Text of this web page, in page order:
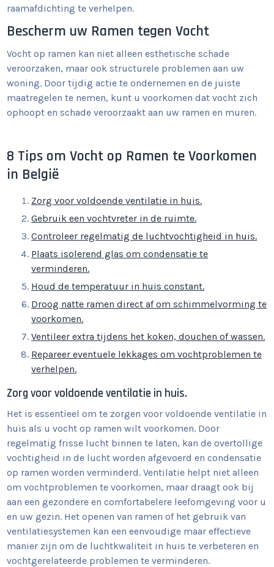
raamafdichting te verhelpen.
Bescherm uw Ramen tegen Vocht
Vocht op ramen kan niet alleen esthetische schade
veroorzaken, maar ook structurele problemen aan uw
woning. Door tijdig actie te ondernemen en de juiste
maatregelen te nemen, kunt u voorkomen dat vocht zich
ophoopt en schade veroorzaakt aan uw ramen en muren.
8 Tips om Vocht op Ramen te Voorkomen
in België
Zorg voor voldoende ventilatie in huis.
Gebruik een vochtvreter in de ruimte.
Controleer regelmatig de luchtvochtigheid in huis.
Plaats isolerend glas om condensatie te
verminderen.
Houd de temperatuur in huis constant.
Droog natte ramen direct af om schimmelvorming te
voorkomen.
Ventileer extra tijdens het koken, douchen of wassen.
Repareer eventuele lekkages om vochtproblemen te
verhelpen.
Zorg voor voldoende ventilatie in huis.
Het is essentieel om te zorgen voor voldoende ventilatie in
huis als u vocht op ramen wilt voorkomen. Door
regelmatig frisse lucht binnen te laten, kan de overtollige
vochtigheid in de lucht worden afgevoerd en condensatie
op ramen worden verminderd. Ventilatie helpt niet alleen
om vochtproblemen te voorkomen, maar draagt ook bij
aan een gezondere en comfortabelere leefomgeving voor u
en uw gezin. Het openen van ramen of het gebruik van
ventilatiesystemen kan een eenvoudige maar effectieve
manier zijn om de luchtkwaliteit in huis te verbeteren en
vochtgerelateerde problemen te verminderen.